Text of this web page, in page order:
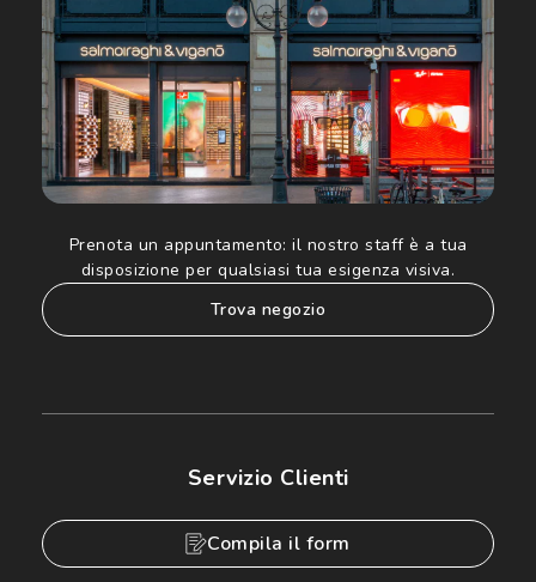
Prenota un appuntamento: il nostro staff è a tua
disposizione per qualsiasi tua esigenza visiva.
trova negozio
Servizio Clienti
Compila il form